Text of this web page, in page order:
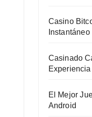
Casino
Instantáneo
Casinado
El Mejor
Android